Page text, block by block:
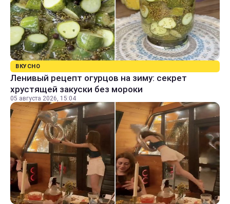
ВКУСНО
Ленивый рецепт огурцов на зиму: секрет
хрустящей закуски без мороки
05 августа 2026, 15:04